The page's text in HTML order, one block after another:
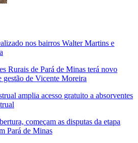
nos bairros Walter Martins e
Rurais de Pará de Minas terá novo
gestão de Vicente Moreira
amplia acesso gratuito a absorventes
começam as disputas da etapa
Pará de Minas